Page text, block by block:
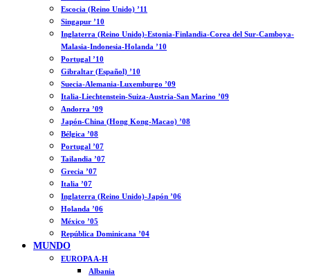
Escocia (Reino Unido) ’11
Singapur ’10
Inglaterra (Reino Unido)-Estonia-Finlandia-Corea del Sur-Camboya-
Malasia-Indonesia-Holanda ’10
Portugal ’10
Gibraltar (Español) ’10
Suecia-Alemania-Luxemburgo ’09
Italia-Liechtenstein-Suiza-Austria-San Marino ’09
Andorra ’09
Japón-China (Hong Kong-Macao) ’08
Bélgica ’08
Portugal ’07
Tailandia ’07
Grecia ’07
Italia ’07
Inglaterra (Reino Unido)-Japón ’06
Holanda ’06
México ’05
República Dominicana ’04
MUNDO
EUROPA A-H
Albania